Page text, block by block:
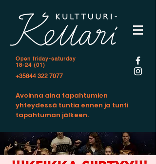
Open friday-saturday
18-24 (01)
+35844 322 7077
Avoinna aina tapahtumien
yhteydessä tuntia ennen ja tunti
tapahtuman jälkeen.